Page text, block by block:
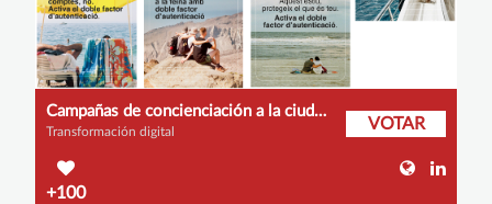
Campañas de concienciación a la ciudadanía
Transformación digital VOTAR
+100